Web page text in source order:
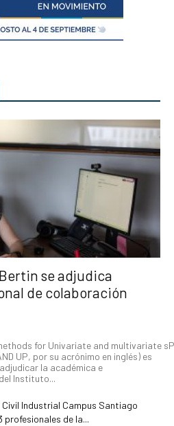
se adjudica
de colaboración
for Univariate and multivariate
UP, por su acrónimo en inglés) es
la académica e
Instituto...
Civil Industrial Campus Santiago
profesionales de la...